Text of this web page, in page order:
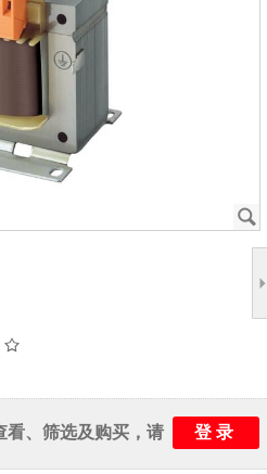
J
/
看、筛选及购买，请 登录